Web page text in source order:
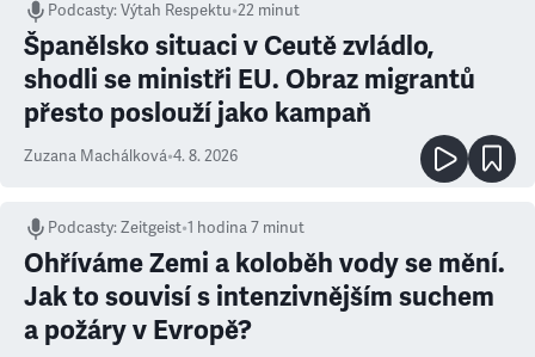
Podcasty:Výtah Respektu•22 minut
Španělsko situaci v Ceutě zvládlo,
shodli se ministři EU. Obraz migrantů
přesto poslouží jako kampaň
Zuzana Machálková•4. 8. 2026
Podcasty:Zeitgeist•1 hodina 7 minut
Ohříváme Zemi a koloběh vody se mění.
Jak to souvisí s intenzivnějším suchem
a požáry v Evropě?